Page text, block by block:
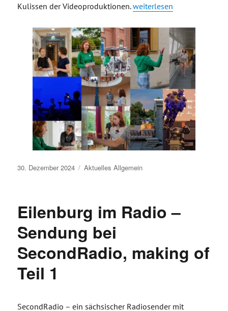
Kulissen der Videoproduktionen.„Kreativbotschafterin
weiterlesen
Veröffentlicht
30. Dezember 2024 Aktuelles Allgemein
Eilenburg im Radio –
Sendung bei
SecondRadio, making of
Teil 1
SecondRadio – ein sächsischer Radiosender mit